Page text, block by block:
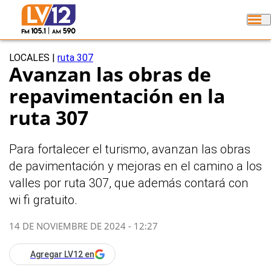
LOCALES ruta 307
Avanzan las obras de
repavimentación en la
ruta 307
Para fortalecer el turismo, avanzan las obras
de pavimentación y mejoras en el camino a los
valles por ruta 307, que además contará con
wi fi gratuito.
14 DE NOVIEMBRE DE 2024 - 12:27
Agregar LV12 en